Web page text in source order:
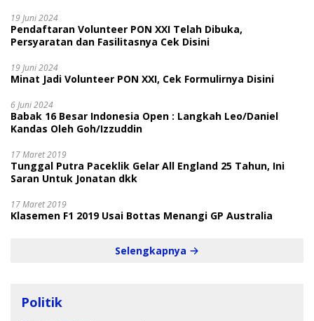
19 Juni 2024
Pendaftaran Volunteer PON XXI Telah Dibuka,
Persyaratan dan Fasilitasnya Cek Disini
19 Juni 2024
Minat Jadi Volunteer PON XXI, Cek Formulirnya Disini
6 Juni 2024
Babak 16 Besar Indonesia Open : Langkah Leo/Daniel
Kandas Oleh Goh/Izzuddin
17 Maret 2019
Tunggal Putra Paceklik Gelar All England 25 Tahun, Ini
Saran Untuk Jonatan dkk
17 Maret 2019
Klasemen F1 2019 Usai Bottas Menangi GP Australia
Selengkapnya
Politik